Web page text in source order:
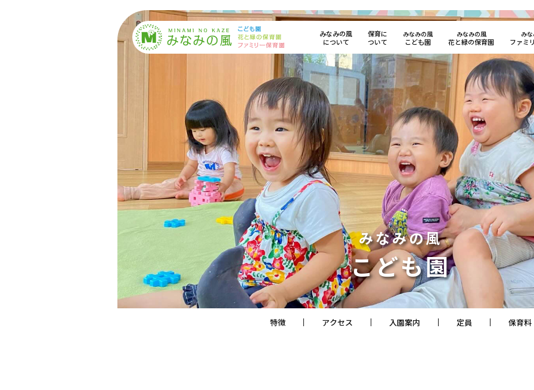
みなみの風
について
保育に
ついて
みなみの風
こども園
みなみの風
花と緑の保育園
み
ファミ
みなみの風
こども園
特徴 アクセス 入園案内 定員 保育料